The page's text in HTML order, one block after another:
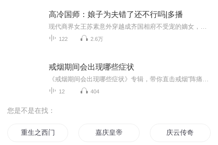
高冷国师：娘子为夫错了还不行吗|多播
122 2.6万
戒烟期间会出现哪些症状
12 404
您是不是在找：
重生之西门庆 嘉庆皇帝 庆云传奇